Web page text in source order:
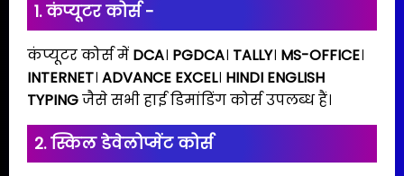
1. कंप्यूटर कोर्स -
कंप्यूटर कोर्स में DCA। PGDCA। TALLY। MS-OFFICE।
INTERNET। ADVANCE EXCEL। HINDI ENGLISH
TYPINGजैसे सभी हाई डिमांडिंग कोर्स उपलब्ध हैं।
2. स्किल डेवेलोप्मेंट कोर्स